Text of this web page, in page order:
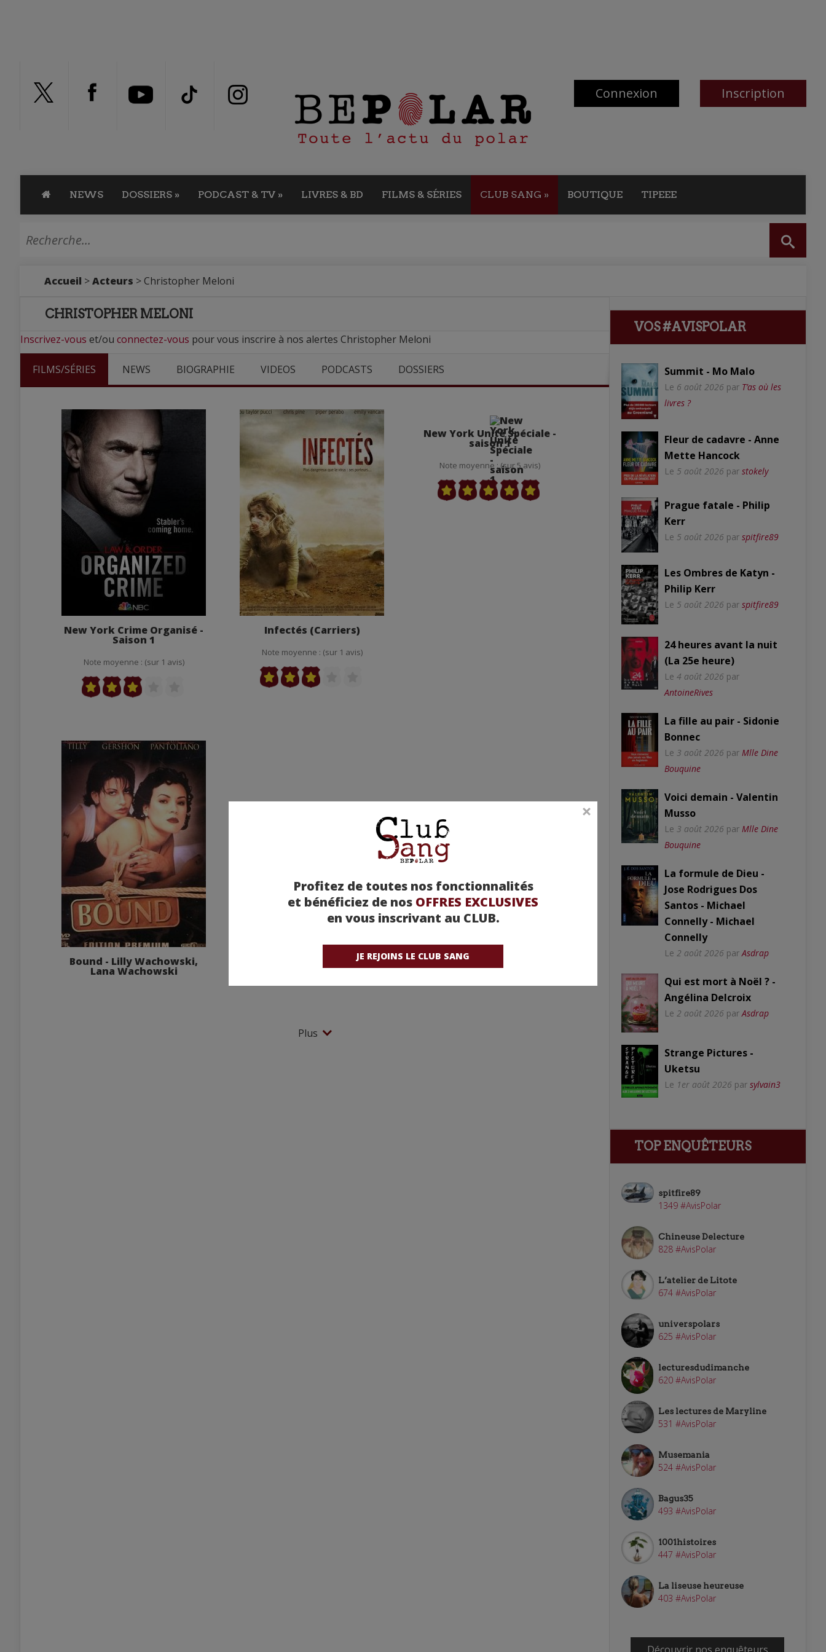
Connexion Inscription
NEWS DOSSIERS » PODCAST & TV » LIVRES & BD FILMS & SÉRIES CLUB SANG » BOUTIQUE TIPEEE
Profitez de toutes nos fonctionnalités
et bénéficiez de nos OFFRES EXCLUSIVES
en vous inscrivant au CLUB.
JE REJOINS LE CLUB SANG
Accueil >Acteurs > Christopher Meloni
CHRISTOPHER MELONI
Inscrivez-vous et/ou connectez-vous pour vous inscrire à nos alertes Christopher Meloni
FILMS/SÉRIES NEWS BIOGRAPHIE VIDEOS PODCASTS DOSSIERS
New York Crime Organisé -
Saison 1
Note moyenne : (sur 1 avis)
Infectés (Carriers)
Note moyenne : (sur 1 avis)
New York Unité Spéciale -
saison 1
Note moyenne : (sur 5 avis)
Bound - Lilly Wachowski,
Lana Wachowski
Plus
VOS #AVISPOLAR
Summit - Mo Malo
Le 6 août 2026 par T’as où les
livres ?
Fleur de cadavre - Anne
Mette Hancock
Le 5 août 2026 par stokely
Prague fatale - Philip
Kerr
Le 5 août 2026 par spitfire89
Les Ombres de Katyn -
Philip Kerr
Le 5 août 2026 par spitfire89
24 heures avant la nuit
(La 25e heure)
Le 4 août 2026 par
AntoineRives
La fille au pair - Sidonie
Bonnec
Le 3 août 2026 par Mlle Dine
Bouquine
Voici demain - Valentin
Musso
Le 3 août 2026 par Mlle Dine
Bouquine
La formule de Dieu -
Jose Rodrigues Dos
Santos - Michael
Connelly - Michael
Connelly
Le 2 août 2026 par Asdrap
Qui est mort à Noël ? -
Angélina Delcroix
Le 2 août 2026 par Asdrap
Strange Pictures -
Uketsu
Le 1er août 2026 par sylvain3
TOP ENQUÊTEURS
spitfire89
1349 #AvisPolar
Chineuse Delecture
828 #AvisPolar
L’atelier de Litote
674 #AvisPolar
universpolars
625 #AvisPolar
lecturesdudimanche
620 #AvisPolar
Les lectures de Maryline
531 #AvisPolar
Musemania
524 #AvisPolar
Bagus35
493 #AvisPolar
1001histoires
447 #AvisPolar
La liseuse heureuse
403 #AvisPolar